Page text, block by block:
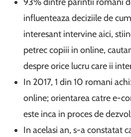
influenteaza deciziile de
interesant intervine aici,
petrec copiii in online,
despre orice lucru care ii
In 2017, 1 din 10 romani
online; orientarea catre e-
este inca in proces de
In acelasi an, s-a constatat